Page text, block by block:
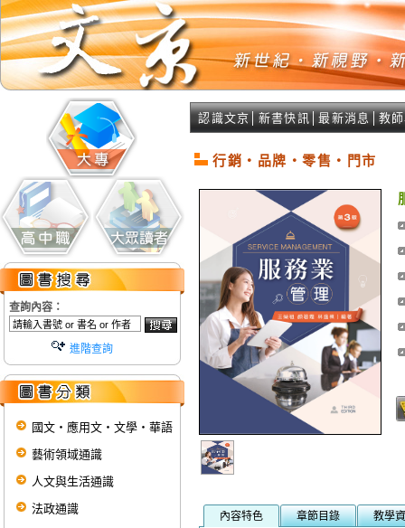
查詢內容：
進階查詢
國文‧應用文‧文學‧華語
藝術領域通識
人文與生活通識
法政通識
認識文京 新書快訊 │最新消息 教
行銷‧品牌‧零售‧門市
內容特色 章節目錄 教學